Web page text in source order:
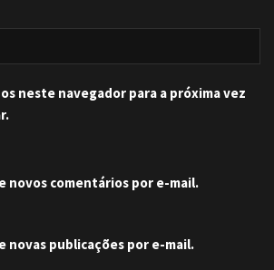
neste navegador para a próxima vez
novos comentários por e-mail.
novas publicações por e-mail.